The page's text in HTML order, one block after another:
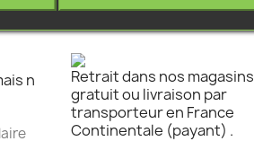
n
Retrait dans nos magasins
gratuit ou livraison par
transporteur en France
Continentale (payant) .